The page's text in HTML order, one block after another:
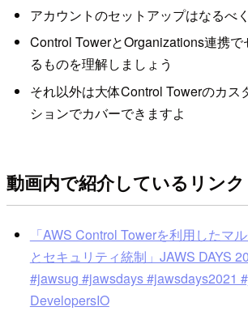
アカウントのセットアップはなるべ
Control TowerとOrganizations連携で
るものを理解しましょう
それ以外は大体Control Towerのカス
ションでカバーできますよ
動画内で紹介しているリンク
「AWS Control Towerを利用したマ
とセキュリティ統制」JAWS DAYS
#jawsug #jawsdays #jawsdays2021
DevelopersIO